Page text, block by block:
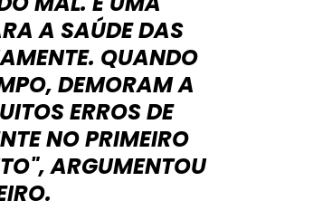
A SAÚDE DAS
QUANDO
DEMORAM A
ERROS DE
NO PRIMEIRO
ARGUMENTOU